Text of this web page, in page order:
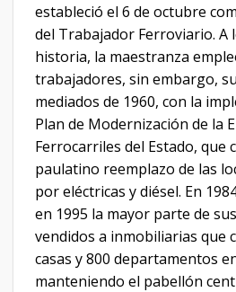
estableció el 6 de octubre
del Trabajador Ferroviario. A
historia, la maestranza
trabajadores, sin embargo,
mediados de 1960, con la
Plan de Modernización de la
Ferrocarriles del Estado, que
paulatino reemplazo de las
por eléctricas y diésel. En
en 1995 la mayor parte de
vendidos a inmobiliarias que
casas y 800 departamentos
manteniendo el pabellón